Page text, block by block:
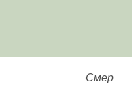
Смер